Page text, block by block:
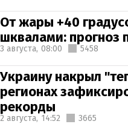
От жары +40
шквалами: прогноз
3 августа, 08:00 5458
Украину накрыл
регионах
рекорды
2 августа, 14:52 3665